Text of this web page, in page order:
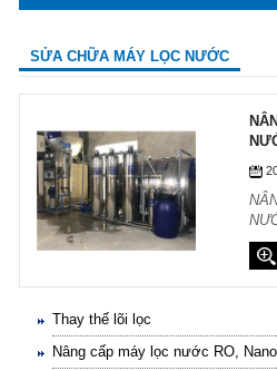
SỬA CHỮA MÁY LỌC NƯỚC
Thay thế lõi lọc
Nâng cấp máy lọc nước RO, Nano
Sửa chữa máy lọc nước Geyser
Sửa chữa máy lọc nước RO
Thay thế lõi lọc
Nâng cấp máy lọc nước RO, Nano